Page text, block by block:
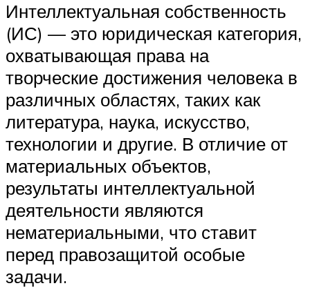
Интеллектуальная собственность
(ИС) — это юридическая категория,
охватывающая права на
творческие достижения человека в
различных областях, таких как
литература, наука, искусство,
технологии и другие. В отличие от
материальных объектов,
результаты интеллектуальной
деятельности являются
нематериальными, что ставит
перед правозащитой особые
задачи.